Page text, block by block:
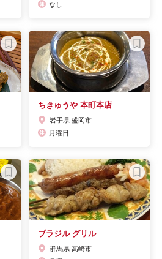
なし
ちきゅうや 本町本店
岩手県 盛岡市
月曜日
ブラジル グリル
群馬県 高崎市